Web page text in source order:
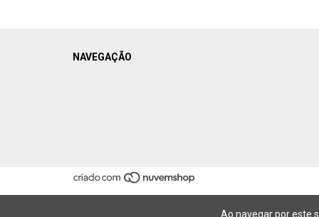
Ao navegar por este
NAVEGAÇÃO